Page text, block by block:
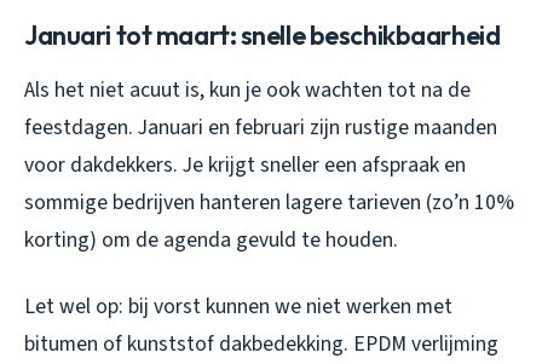
Januari tot maart: snelle beschikbaarheid
Als het niet acuut is, kun je ook wachten tot na de
feestdagen. Januari en februari zijn rustige maanden
voor dakdekkers. Je krijgt sneller een afspraak en
sommige bedrijven hanteren lagere tarieven (zo’n 10%
korting) om de agenda gevuld te houden.
Let wel op: bij vorst kunnen we niet werken met
bitumen of kunststof dakbedekking. EPDM verlijming